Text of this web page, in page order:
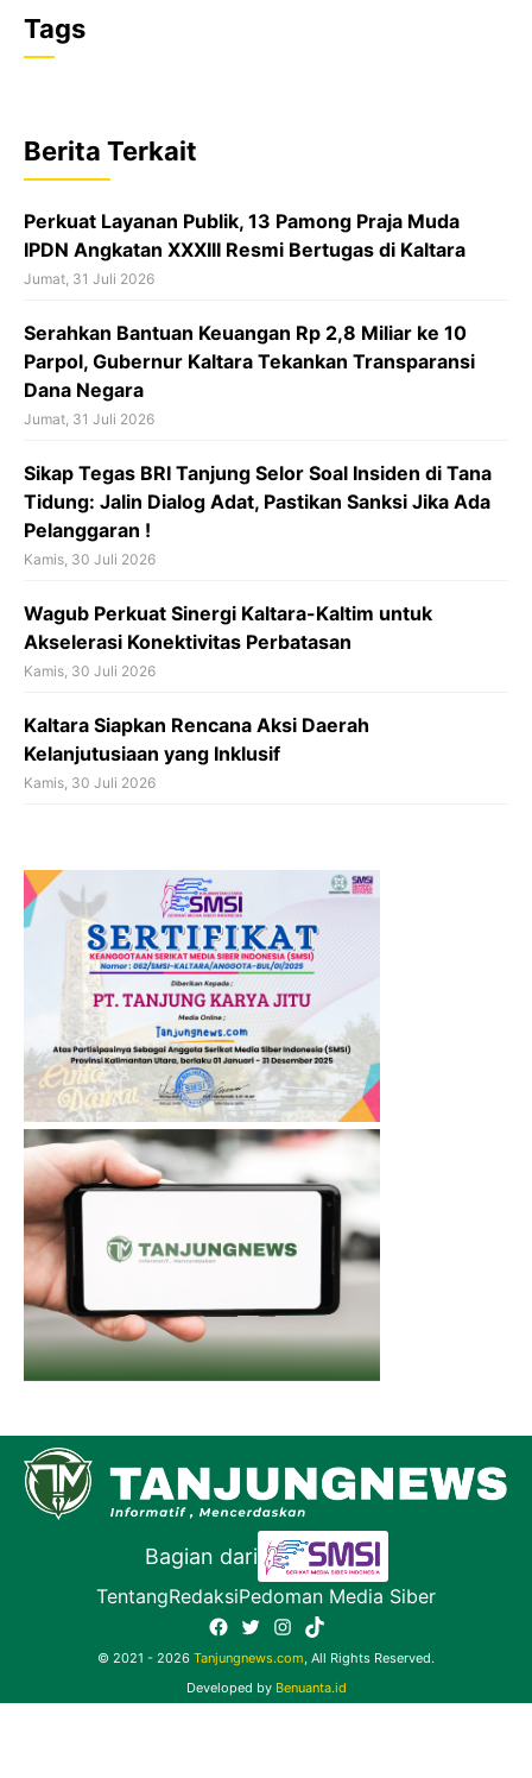
a
c
b
o
o
k
s
A
p
p
a
d
s
Tags
Berita Terkait
Perkuat Layanan Publik, 13 Pamong Praja Muda
IPDN Angkatan XXXIII Resmi Bertugas di Kaltara
Jumat, 31 Juli 2026
Serahkan Bantuan Keuangan Rp 2,8 Miliar ke 10
Parpol, Gubernur Kaltara Tekankan Transparansi
Dana Negara
Jumat, 31 Juli 2026
Sikap Tegas BRI Tanjung Selor Soal Insiden di Tana
Tidung: Jalin Dialog Adat, Pastikan Sanksi Jika Ada
Pelanggaran !
Kamis, 30 Juli 2026
Wagub Perkuat Sinergi Kaltara-Kaltim untuk
Akselerasi Konektivitas Perbatasan
Kamis, 30 Juli 2026
Kaltara Siapkan Rencana Aksi Daerah
Kelanjutusiaan yang Inklusif
Kamis, 30 Juli 2026
Bagian dari
TentangRedaksiPedoman Media Siber
Facebook
TwitterInstagram
TikTok
© 2021 - 2026 Tanjungnews.com, All Rights Reserved.
Developed by Benuanta.id